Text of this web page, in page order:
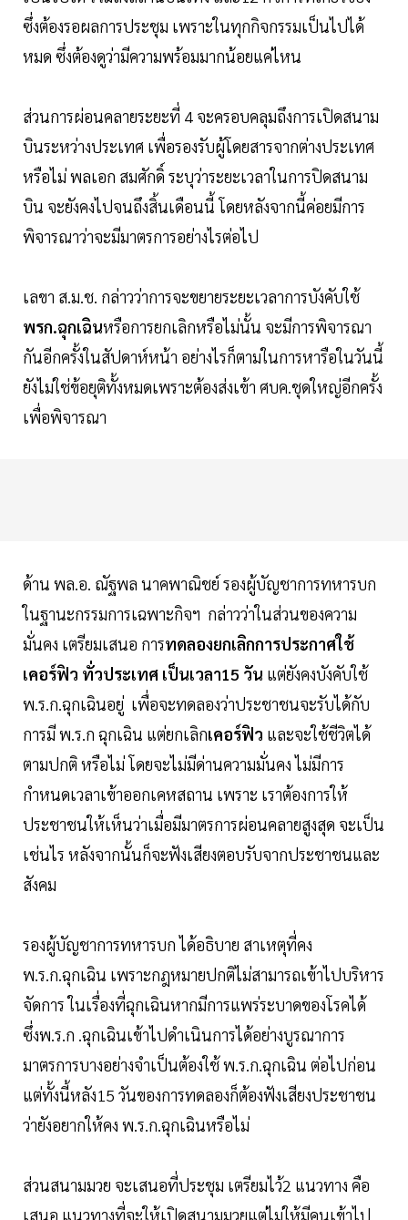
ซึ่งต้องรอผลการประชุม เพราะในทุกกิจกรรมเป็นไปได้
หมด ซึ่งต้องดูว่ามีความพร้อมมากน้อยแค่ไหน
ส่วนการผ่อนคลายระยะที่ 4 จะครอบคลุมถึงการเปิดสนาม
บินระหว่างประเทศ เพื่อรองรับผู้โดยสารจากต่างประเทศ
หรือไม่ พลเอก สมศักดิ์ ระบุว่าระยะเวลาในการปิดสนาม
บิน จะยังคงไปจนถึงสิ้นเดือนนี้ โดยหลังจากนี้ค่อยมีการ
พิจารณาว่าจะมีมาตรการอย่างไรต่อไป
เลขา ส.ม.ช. กล่าวว่าการจะขยายระยะเวลาการบังคับใช้
พรก.ฉุกเฉินหรือการยกเลิกหรือไม่นั้น จะมีการพิจารณา
กันอีกครั้งในสัปดาห์หน้า อย่างไรก็ตามในการหารือในวันนี้
ยังไม่ใช่ข้อยุติทั้งหมดเพราะต้องส่งเข้า ศบค.ชุดใหญ่อีกครั้ง
เพื่อพิจารณา
ด้าน พล.อ. ณัฐพล นาคพาณิชย์ รองผู้บัญชาการทหารบก
ในฐานะกรรมการเฉพาะกิจฯ กล่าวว่าในส่วนของความ
มั่นคง เตรียมเสนอ การทดลองยกเลิกการประกาศใช้
เคอร์ฟิว ทั่วประเทศ เป็นเวลา15 วัน แต่ยังคงบังคับใช้
พ.ร.ก.ฉุกเฉินอยู่ เพื่อจะทดลองว่าประชาชนจะรับได้กับ
การมี พ.ร.ก ฉุกเฉิน แต่ยกเลิกเคอร์ฟิว และจะใช้ชีวิตได้
ตามปกติ หรือไม่ โดยจะไม่มีด่านความมั่นคง ไม่มีการ
กำหนดเวลาเข้าออกเคหสถาน เพราะ เราต้องการให้
ประชาชนให้เห็นว่าเมื่อมีมาตรการผ่อนคลายสูงสุด จะเป็น
เช่นไร หลังจากนั้นก็จะฟังเสียงตอบรับจากประชาชนและ
สังคม
รองผู้บัญชาการทหารบก ได้อธิบาย สาเหตุที่คง
พ.ร.ก.ฉุกเฉิน เพราะกฎหมายปกติไม่สามารถเข้าไปบริหาร
จัดการ ในเรื่องที่ฉุกเฉินหากมีการแพร่ระบาดของโรคได้
ซึ่งพ.ร.ก .ฉุกเฉินเข้าไปดำเนินการได้อย่างบูรณาการ
มาตรการบางอย่างจำเป็นต้องใช้ พ.ร.ก.ฉุกเฉิน ต่อไปก่อน
แต่ทั้งนี้หลัง15 วันของการทดลองก็ต้องฟังเสียงประชาชน
ว่ายังอยากให้คง พ.ร.ก.ฉุกเฉินหรือไม่
ส่วนสนามมวย จะเสนอที่ประชุม เตรียมไว้2 แนวทาง คือ
เสนอ แนวทางที่จะให้เปิดสนามมวยแต่ไม่ให้มีคนเข้าไป